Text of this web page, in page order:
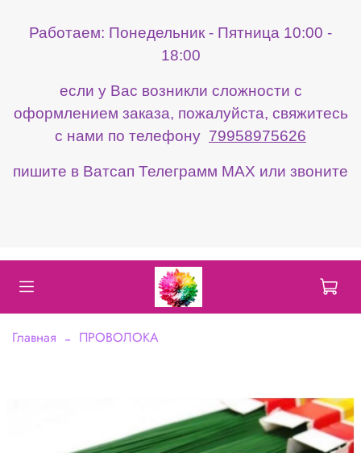
Работаем: Понедельник - Пятница 10:00 -
18:00
если у Вас возникли сложности с
оформлением заказа, пожалуйста, свяжитесь
с нами по телефону 79958975626
пишите в Ватсап Телеграмм МАХ или звоните
Главная ПРОВОЛОКА